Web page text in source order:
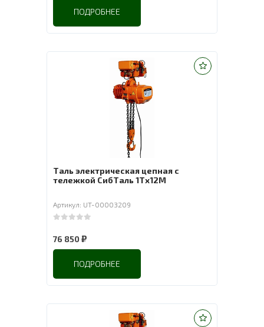
ПОДРОБНЕЕ
Таль электрическая цепная с
тележкой СибТаль 1Тх12М
Артикул: UT-00003209
76 850₽
ПОДРОБНЕЕ